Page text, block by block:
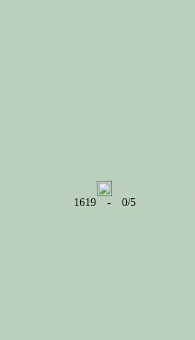
1619 - 0/5